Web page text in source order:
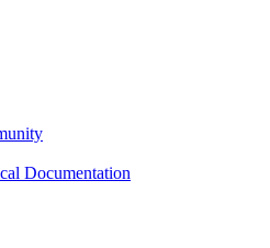
Documentation